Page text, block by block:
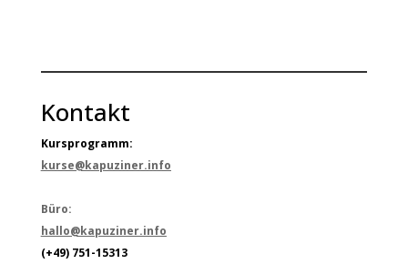
Kontakt
Kursprogramm:
kurse@kapuziner.info
Büro:
hallo@kapuziner.info
(+49) 751-15313